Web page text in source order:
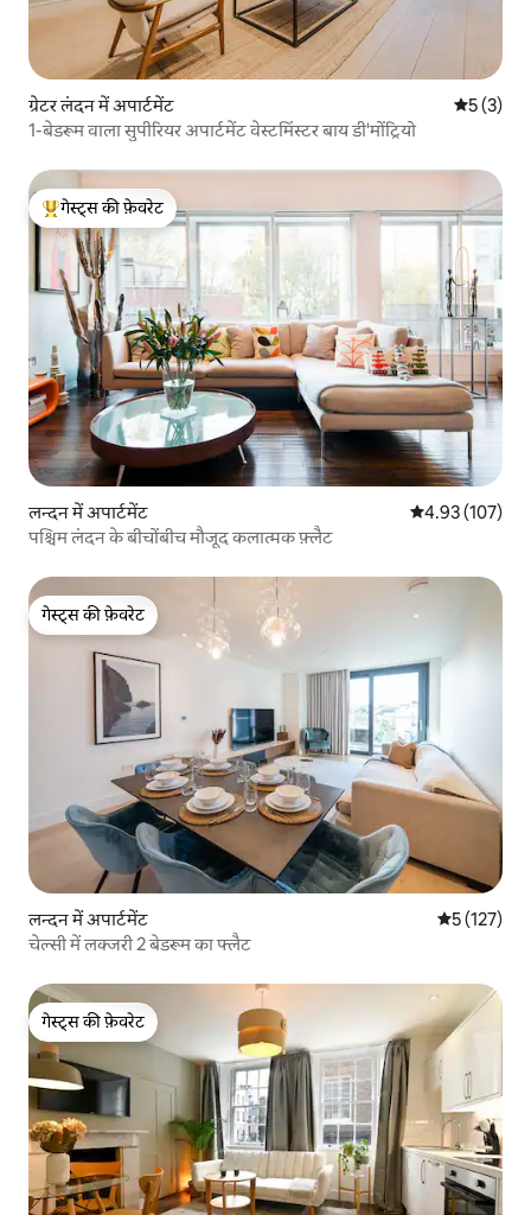
ग्रेटर लंदन में अपार्टमेंट औसत रेटिंग
5 (3)
1-बेडरूम वाला सुपीरियर अपार्टमेंट वेस्टमिंस्टर बाय डी'मोंट्रियो
गेस्ट्स का टॉप फ़ेवरेट
गेस्ट्स की फ़ेवरेट
लन्दन में अपार्टमेंट औसत रेटिंग 5 में से
4.93 (107)
पश्चिम लंदन के बीचोंबीच मौजूद कलात्मक फ़्लैट
गेस्ट्स की फ़ेवरेट
गेस्ट्स की फ़ेवरेट
लन्दन में अपार्टमेंट औसत रेटिंग 5
5 (127)
चेल्सी में लक्जरी 2 बेडरूम का फ्लैट
गेस्ट्स की फ़ेवरेट
गेस्ट्स की फ़ेवरेट